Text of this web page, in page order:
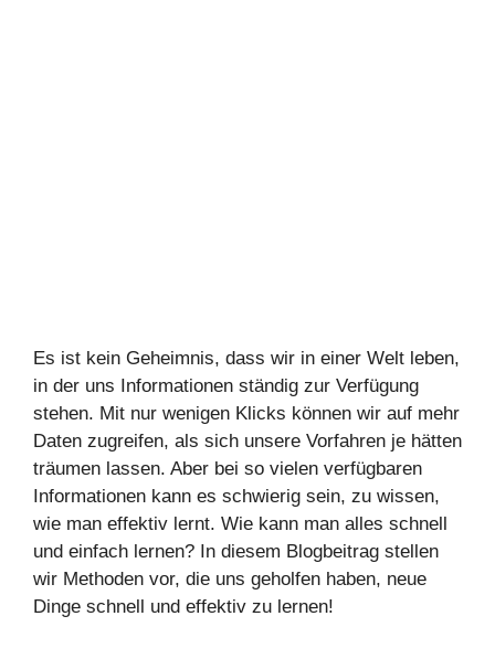
Es ist kein Geheimnis, dass wir in einer Welt leben,
in der uns Informationen ständig zur Verfügung
stehen. Mit nur wenigen Klicks können wir auf mehr
Daten zugreifen, als sich unsere Vorfahren je hätten
träumen lassen. Aber bei so vielen verfügbaren
Informationen kann es schwierig sein, zu wissen,
wie man effektiv lernt. Wie kann man alles schnell
und einfach lernen? In diesem Blogbeitrag stellen
wir Methoden vor, die uns geholfen haben, neue
Dinge schnell und effektiv zu lernen!